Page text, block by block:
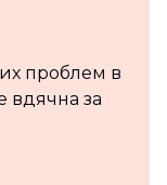
проблем в
вдячна за